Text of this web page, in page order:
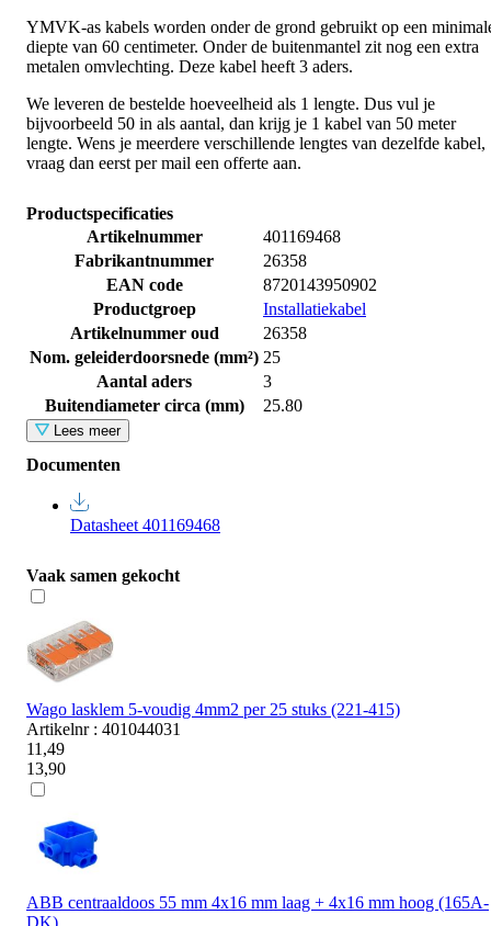
YMVK-as kabels worden onder de grond gebruikt op een
diepte van 60 centimeter. Onder de buitenmantel zit nog een extra
metalen omvlechting. Deze kabel heeft 3 aders.
We leveren de bestelde hoeveelheid als 1 lengte. Dus vul je
bijvoorbeeld 50 in als aantal, dan krijg je 1 kabel van 50 meter
lengte. Wens je meerdere verschillende lengtes van dezelfde kabel,
vraag dan eerst per mail een offerte aan.
Productspecificaties
Artikelnummer
401169468
Fabrikantnummer
26358
EAN code
8720143950902
Productgroep
Installatiekabel
Artikelnummer oud
26358
Nom. geleiderdoorsnede (mm²) 25
Aantal aders
3
Buitendiameter circa (mm)
25.80
Lees meer
Documenten
Datasheet 401169468
Vaak samen gekocht
Wago lasklem 5-voudig 4mm2 per 25 stuks (221-415)
Artikelnr : 401044031
11,49
13,90
ABB centraaldoos 55 mm 4x16 mm laag + 4x16 mm hoog (165A-
DK)